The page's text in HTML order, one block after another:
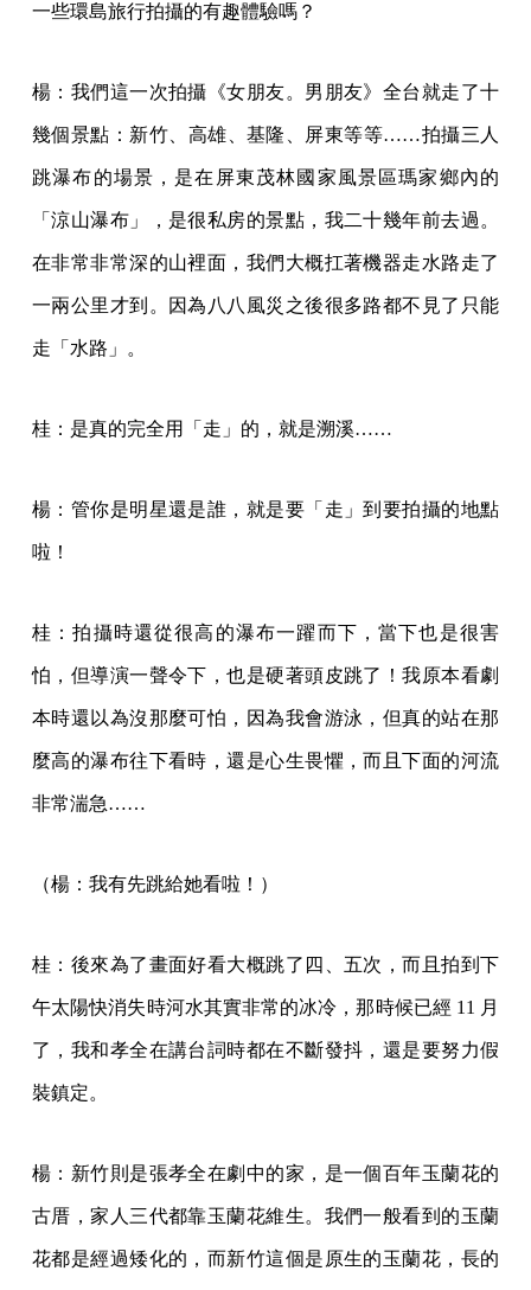
一些環島旅行拍攝的有趣體驗嗎？
楊：我們這一次拍攝《女朋友。男朋友》全台就走了十
幾個景點：新竹、高雄、基隆、屏東等等……拍攝三人
跳瀑布的場景，是在屏東茂林國家風景區瑪家鄉內的
「涼山瀑布」，是很私房的景點，我二十幾年前去過。
在非常非常深的山裡面，我們大概扛著機器走水路走了
一兩公里才到。因為八八風災之後很多路都不見了只能
走「水路」。
桂：是真的完全用「走」的，就是溯溪……
楊：管你是明星還是誰，就是要「走」到要拍攝的地點
啦！
桂：拍攝時還從很高的瀑布一躍而下，當下也是很害
怕，但導演一聲令下，也是硬著頭皮跳了！我原本看劇
本時還以為沒那麼可怕，因為我會游泳，但真的站在那
麼高的瀑布往下看時，還是心生畏懼，而且下面的河流
非常湍急……
（楊：我有先跳給她看啦！）
桂：後來為了畫面好看大概跳了四、五次，而且拍到下
午太陽快消失時河水其實非常的冰冷，那時候已經 11 月
了，我和孝全在講台詞時都在不斷發抖，還是要努力假
裝鎮定。
楊：新竹則是張孝全在劇中的家，是一個百年玉蘭花的
古厝，家人三代都靠玉蘭花維生。我們一般看到的玉蘭
花都是經過矮化的，而新竹這個是原生的玉蘭花，長的